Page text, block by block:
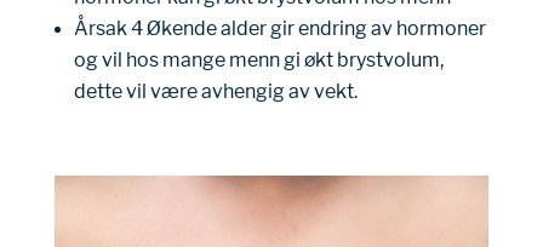
Årsak 4 Økende alder gir endring av hormoner
og vil hos mange menn gi økt brystvolum,
dette vil være avhengig av vekt.